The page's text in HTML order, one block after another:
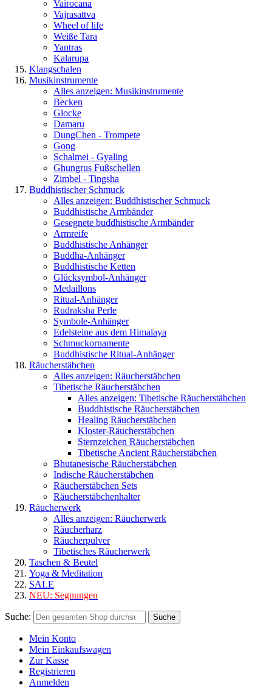
Vairocana
Vajrasattva
Wheel of life
Weiße Tara
Yantras
Kalarupa
Klangschalen
Musikinstrumente
Alles anzeigen: Musikinstrumente
Becken
Glocke
Damaru
DungChen - Trompete
Gong
Schalmei - Gyaling
Ghungrus Fußschellen
Zimbel - Tingsha
Buddhistischer Schmuck
Alles anzeigen: Buddhistischer Schmuck
Buddhistische Armbänder
Gesegnete buddhistische Armbänder
Armreife
Buddhistische Anhänger
Buddha-Anhänger
Buddhistische Ketten
Glücksymbol-Anhänger
Medaillons
Ritual-Anhänger
Rudraksha Perle
Symbole-Anhänger
Edelsteine aus dem Himalaya
Schmuckornamente
Buddhistische Ritual-Anhänger
Räucherstäbchen
Alles anzeigen: Räucherstäbchen
Tibetische Räucherstäbchen
Alles anzeigen: Tibetische Räucherstäbchen
Buddhistische Räucherstäbchen
Healing Räucherstäbchen
Kloster-Räucherstäbchen
Sternzeichen Räucherstäbchen
Tibetische Ancient Räucherstäbchen
Bhutanesische Räucherstäbchen
Indische Räucherstäbchen
Räucherstäbchen Sets
Räucherstäbchenhalter
Räucherwerk
Alles anzeigen: Räucherwerk
Räucherharz
Räucherpulver
Tibetisches Räucherwerk
Taschen & Beutel
Yoga & Meditation
SALE
NEU: Segnungen
Suche: Suche
Mein Konto
Mein Einkaufswagen
Zur Kasse
Registrieren
Anmelden